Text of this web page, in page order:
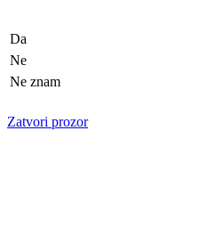
Da
Ne
Ne znam
Zatvori prozor